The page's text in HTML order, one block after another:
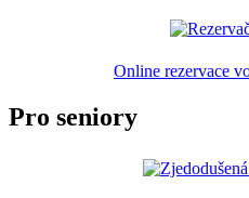
Online rezervace
Pro seniory